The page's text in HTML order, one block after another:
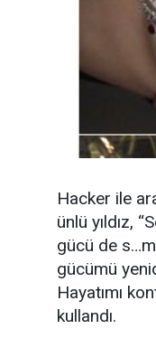
Hacker ile
ünlü yıldız,
gücü de
gücümü
Hayatımı
kullandı.